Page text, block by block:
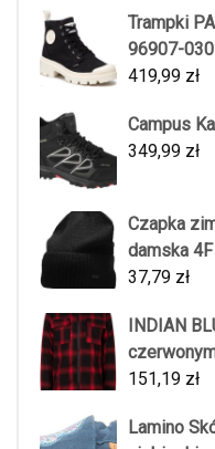
Trampki
96907-
419,99 zł
Campus
349,99 zł
Czapka
damska
37,79 zł
INDIAN
151,19 zł
Lamino